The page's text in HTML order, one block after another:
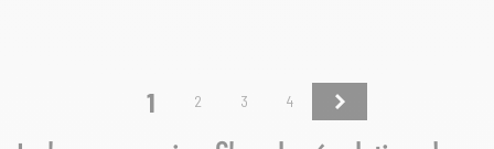
1 2 3 4 Suivant